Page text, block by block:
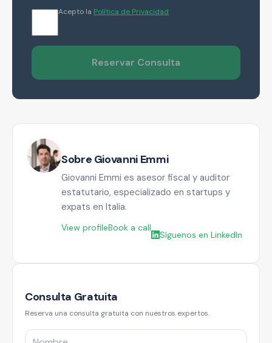
Acepto la Política de Privacidad
Reservar Consulta
Sobre Giovanni Emmi
Giovanni Emmi es asesor fiscal y auditor
estatutario, especializado en startups y
expats en Italia.
View profileBook a call
Síguenos en LinkedIn
Consulta Gratuita
Reserva una consulta gratuita con nuestros expertos.